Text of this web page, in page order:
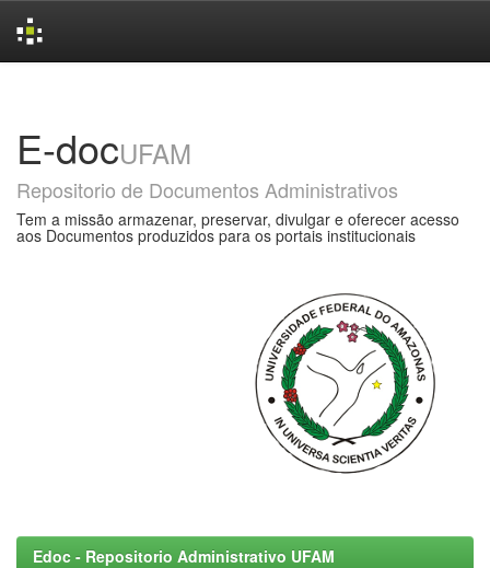
E-docUFAM
Repositorio de Documentos Administrativos
Tem a missão armazenar, preservar, divulgar e oferecer acesso
aos Documentos produzidos para os portais institucionais
Edoc - Repositorio Administrativo UFAM